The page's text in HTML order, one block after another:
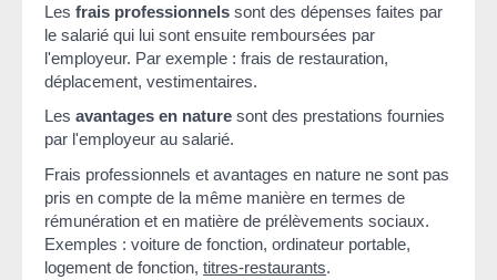
Les frais professionnels sont des dépenses faites par
le salarié qui lui sont ensuite remboursées par
l'employeur. Par exemple : frais de restauration,
déplacement, vestimentaires.
Les avantages en nature sont des prestations fournies
par l'employeur au salarié.
Frais professionnels et avantages en nature ne sont pas
pris en compte de la même manière en termes de
rémunération et en matière de prélèvements sociaux.
Exemples : voiture de fonction, ordinateur portable,
logement de fonction, titres-restaurants.